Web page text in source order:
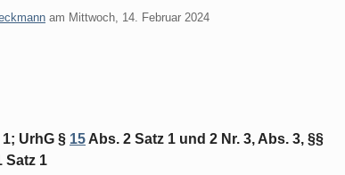
am Mittwoch, 14. Februar 2024
UrhG § 15 Abs. 2 Satz 1 und 2 Nr. 3, Abs. 3, §§
Satz 1